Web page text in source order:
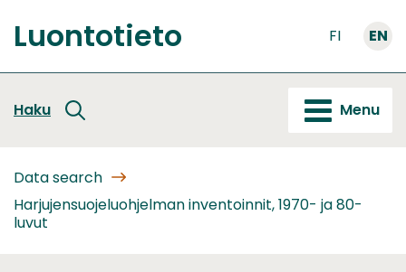
to
content
Front
Luontotieto FI EN
Haku Menu
Data search
Harjujensuojeluohjelman inventoinnit, 1970- ja 80-
luvut